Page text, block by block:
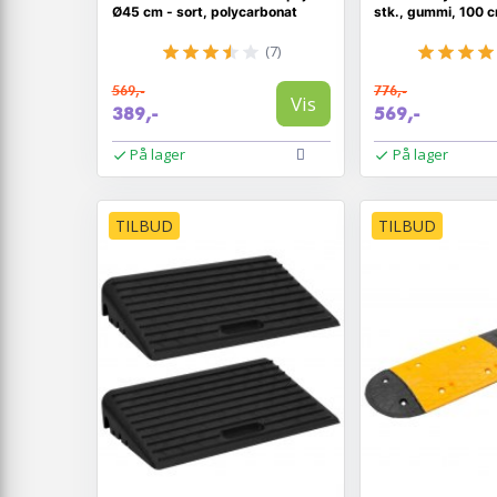
Ø45 cm - sort, polycarbonat
(7)
569,-
389,- Vis
På lager
stk., gummi, 100
776,-
569,-
På lager
TILBUD TILBUD